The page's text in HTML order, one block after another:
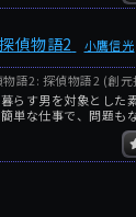
偵物語2 小鷹信光
語2: 探偵物語2 (創
らす男を対象とした
単な仕事で、問題も